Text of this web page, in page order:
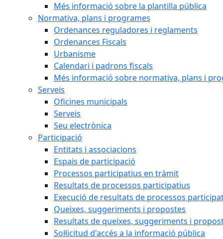
Més informació sobre la plantilla pública
Normativa, plans i programes
Ordenances reguladores i reglaments
Ordenances Fiscals
Urbanisme
Calendari i padrons fiscals
Més informació sobre normativa, plans i
Serveis
Oficines municipals
Serveis
Seu electrònica
Participació
Entitats i associacions
Espais de participació
Processos participatius en tràmit
Resultats de processos participatius
Execució de resultats de processos
Queixes, suggeriments i propostes
Resultats de queixes, suggeriments i
Sol·licitud d'accés a la informació pública